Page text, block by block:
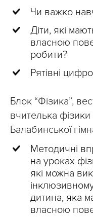
Чи важко
Діти, які
власною
робити?
Рятівні
Блок “Фізика”,
вчителька
Балабинської
Методичні
на уроках
які можна
дитина, яка
власною